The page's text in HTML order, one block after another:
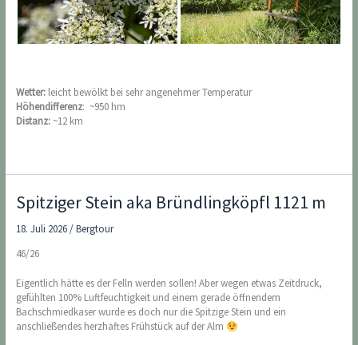
Wetter: leicht bewölkt bei sehr angenehmer Temperatur
Höhendifferenz: ~950 hm
Distanz: ~12 km
Spitziger Stein aka Bründlingköpfl 1121 m
18. Juli 2026/Bergtour
46/26
Eigentlich hätte es der Felln werden sollen! Aber wegen etwas Zeitdruck,
gefühlten 100% Luftfeuchtigkeit und einem gerade öffnendem
Bachschmiedkaser wurde es doch nur die Spitzige Stein und ein
anschließendes herzhaftes Frühstück auf der Alm